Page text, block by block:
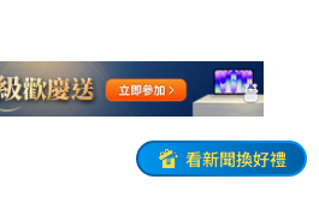
看新聞換好禮